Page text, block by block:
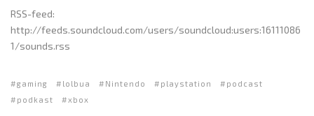
RSS-feed:
http://feeds.soundcloud.com/users/soundcloud:users:16111086
1/sounds.rss
gaming lolbua Nintendo playstation
podcast
podkast
xbox